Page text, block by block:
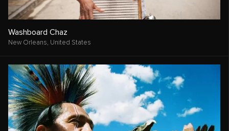
Washboard Chaz
New Orleans, United States